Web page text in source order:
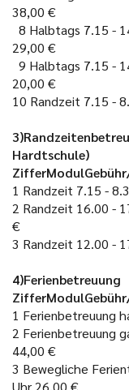
38,00 €
8 Halbtags 7.15 -
29,00 €
9 Halbtags 7.15 -
20,00 €
10 Randzeit 7.15 -
Hardtschule)
1 Randzeit 7.15 -
2 Randzeit 16.00 -
€
3 Randzeit 12.00 -
4)Ferienbetreuung
1 Ferienbetreuung
2 Ferienbetreuung
44,00 €
3 Bewegliche
Uhr 26,00 €